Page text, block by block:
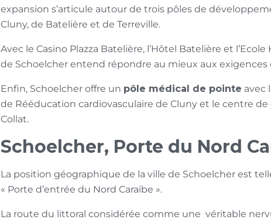
expansion s’articule autour de trois pôles de
Cluny, de Batelière et de Terreville.
Avec le Casino Plazza Batelière, l’Hôtel Batelière et l’Ecole
de Schoelcher entend répondre au mieux aux exigences
Enfin, Schoelcher offre un pôle médical de pointe avec
de Rééducation cardiovasculaire de Cluny et le centre de
Collat.
Schoelcher, Porte du Nord
La position géographique de la ville de Schoelcher est
« Porte d’entrée du Nord Caraïbe ».
La route du littoral considérée comme une véritable